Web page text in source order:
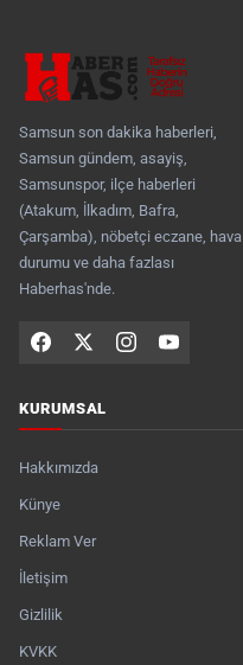
Samsun son dakika haberleri,
Samsun gündem, asayiş,
Samsunspor, ilçe haberleri
(Atakum, İlkadım, Bafra,
Çarşamba), nöbetçi eczane, hava
durumu ve daha fazlası
Haberhas'nde.
KURUMSAL
Hakkımızda
Künye
Reklam Ver
İletişim
Gizlilik
KVKK